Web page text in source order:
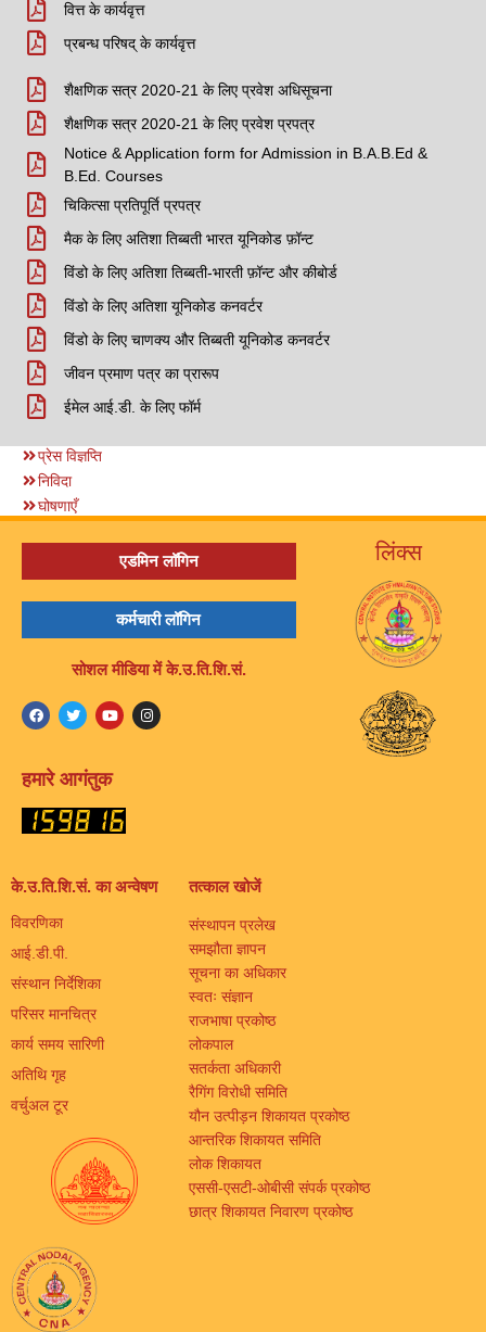
वित्त के कार्यवृत्त
प्रबन्ध परिषद् के कार्यवृत्त
शैक्षणिक सत्र 2020-21 के लिए प्रवेश अधिसूचना
शैक्षणिक सत्र 2020-21 के लिए प्रवेश प्रपत्र
Notice & Application form for Admission in B.A.B.Ed &
B.Ed. Courses
चिकित्सा प्रतिपूर्ति प्रपत्र
मैक के लिए अतिशा तिब्बती भारत यूनिकोड फ़ॉन्ट
विंडो के लिए अतिशा तिब्बती-भारती फ़ॉन्ट और कीबोर्ड
विंडो के लिए अतिशा यूनिकोड कनवर्टर
विंडो के लिए चाणक्य और तिब्बती यूनिकोड कनवर्टर
जीवन प्रमाण पत्र का प्रारूप
ईमेल आई.डी. के लिए फॉर्म
प्रेस विज्ञप्ति
निविदा
घोषणाएँ
एडमिन लॉगिन
कर्मचारी लॉगिन
सोशल मीडिया में के.उ.ति.शि.सं.
हमारे आगंतुक
लिंक्स
के.उ.ति.शि.सं. का अन्वेषण
विवरणिका
आई.डी.पी.
संस्थान निर्देशिका
परिसर मानचित्र
कार्य समय सारिणी
अतिथि गृह
वर्चुअल टूर
तत्काल खोजें
संस्थापन प्रलेख
समझौता ज्ञापन
सूचना का अधिकार
स्वतः संज्ञान
राजभाषा प्रकोष्ठ
लोकपाल
सतर्कता अधिकारी
रैगिंग विरोधी समिति
यौन उत्पीड़न शिकायत प्रकोष्ठ
आन्तरिक शिकायत समिति
लोक शिकायत
एससी-एसटी-ओबीसी संपर्क प्रकोष्ठ
छात्र शिकायत निवारण प्रकोष्ठ